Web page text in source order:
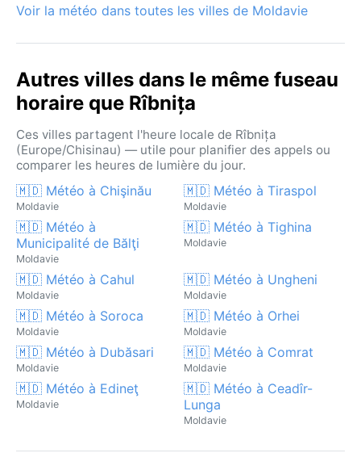
Voir la météo dans toutes les villes de Moldavie
Autres villes dans le même fuseau
horaire que Rîbnița
Ces villes partagent l'heure locale de Rîbnița
(Europe/Chisinau) — utile pour planifier des appels ou
comparer les heures de lumière du jour.
🇲🇩 Météo à Chişinău
Moldavie
🇲🇩 Météo à Tiraspol
Moldavie
🇲🇩 Météo à
Municipalité de Bălţi
Moldavie
🇲🇩 Météo à Tighina
Moldavie
🇲🇩 Météo à Cahul
Moldavie
🇲🇩 Météo à Ungheni
Moldavie
🇲🇩 Météo à Soroca
Moldavie
🇲🇩 Météo à Orhei
Moldavie
🇲🇩 Météo à Dubăsari
Moldavie
🇲🇩 Météo à Comrat
Moldavie
🇲🇩 Météo à Edineţ
Moldavie
🇲🇩 Météo à Ceadîr-
Lunga
Moldavie